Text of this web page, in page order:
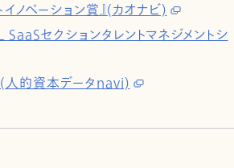
ノベーション賞』(カオナビ)
セクションタレントマネジメントシ
人的資本データnavi)